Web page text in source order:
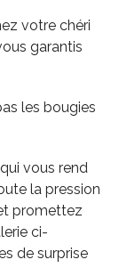
votre chéri
garantis
les bougies
vous rend
la pression
promettez
ci-
de surprise